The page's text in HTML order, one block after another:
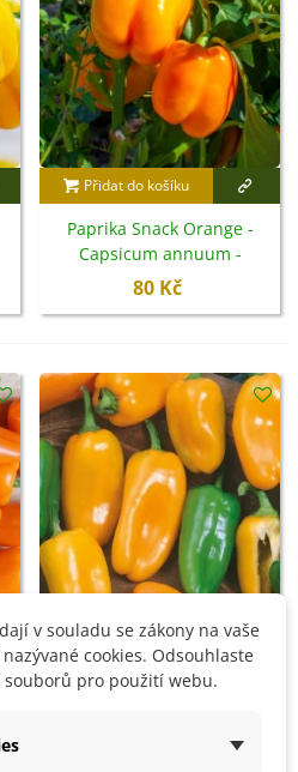
Přidat do košíku
Paprika Snack Orange -
Capsicum annuum -
semena - 6 ks
80 Kč
Přidat do košíku
v souladu se zákony na vaše
cookies. Odsouhlaste
pro použití webu.